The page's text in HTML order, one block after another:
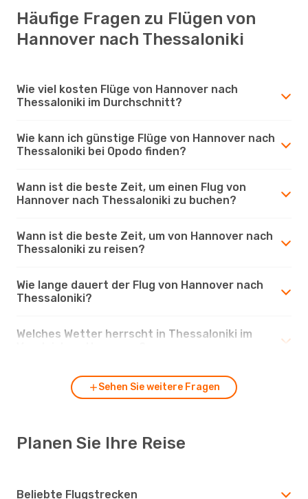
Häufige Fragen zu Flügen von
Hannover nach Thessaloniki
Wie viel kosten Flüge von Hannover nach
Thessaloniki im Durchschnitt?
Wie kann ich günstige Flüge von Hannover nach
Thessaloniki bei Opodo finden?
Wann ist die beste Zeit, um einen Flug von
Hannover nach Thessaloniki zu buchen?
Wann ist die beste Zeit, um von Hannover nach
Thessaloniki zu reisen?
Wie lange dauert der Flug von Hannover nach
Thessaloniki?
Welches Wetter herrscht in Thessaloniki im
Sehen Sie weitere Fragen
Planen Sie Ihre Reise
Beliebte Flugstrecken